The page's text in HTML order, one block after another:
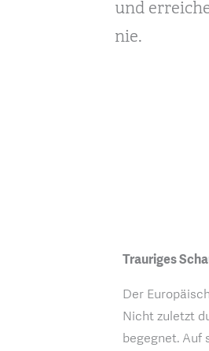
und
nie.
Trauriges
Der
Nicht zuletzt
begegnet. Auf